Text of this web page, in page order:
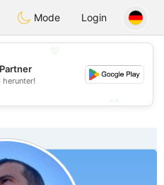
Ora
Mode Login
herunter!